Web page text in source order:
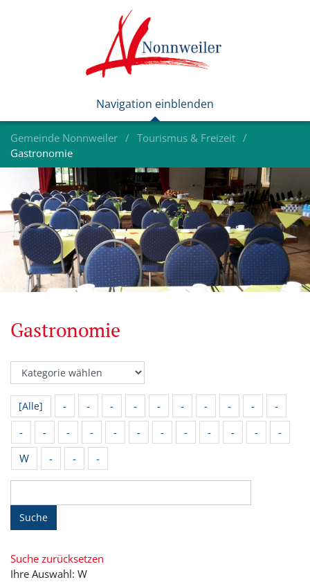
Gemeinde Nonnweiler
Tourismus & Freizeit
Gastronomie
Gastronomie
[Alle] - - - - - - - - -
-
-
- - - - - - - - - -
-
W
- - -
Suche
Suche zurücksetzen
Ihre Auswahl: W